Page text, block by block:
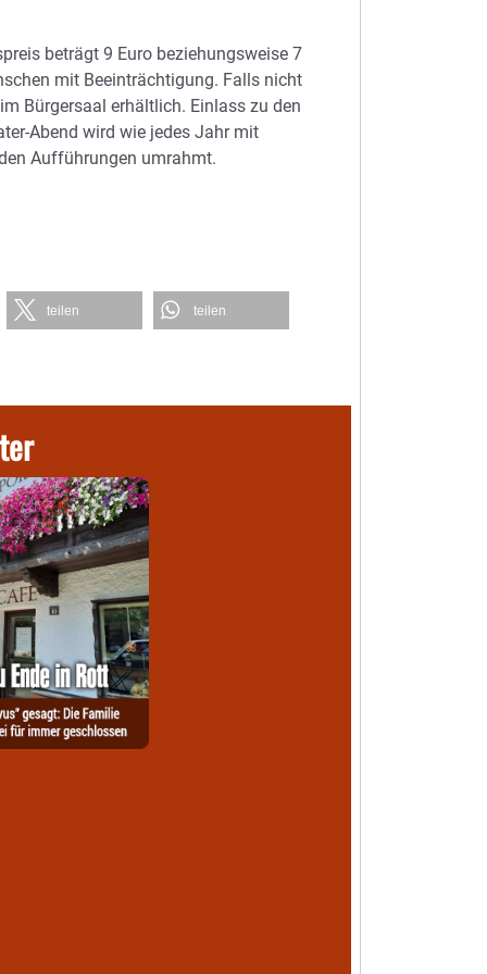
beträgt 9 Euro beziehungsweise 7
mit Beeinträchtigung. Falls nicht
Bürgersaal erhältlich. Einlass zu den
Abend wird wie jedes Jahr mit
Aufführungen umrahmt.
teilen teilen